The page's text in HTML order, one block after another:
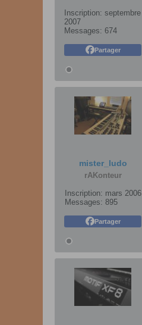
Inscription: septembre
2007
Messages: 674
Partager
mister_ludo
rAKonteur
Inscription: mars 2006
Messages: 895
Partager